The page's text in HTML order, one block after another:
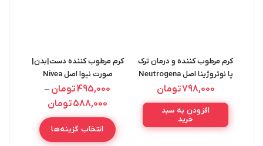
کرم مرطوب کننده و درمان ترک
پا نوتروژینا اصل Neutrogena
Foot Crame 100ML
798,000تومان
افزودن به سبد
خرید
کرم مرطوب کننده دست|بدن|
صورت نیوا اصل Nivea
Nemlendirici Bakim Kremi
75-200ML
495,000تومان –
588,000تومان
انتخاب گزینه‌ها